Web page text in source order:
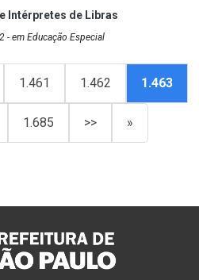
Intérpretes de Libras
em Educação Especial
1.461 1.462 1.463
1.685 >> »